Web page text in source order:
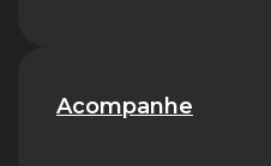
Acompanhe